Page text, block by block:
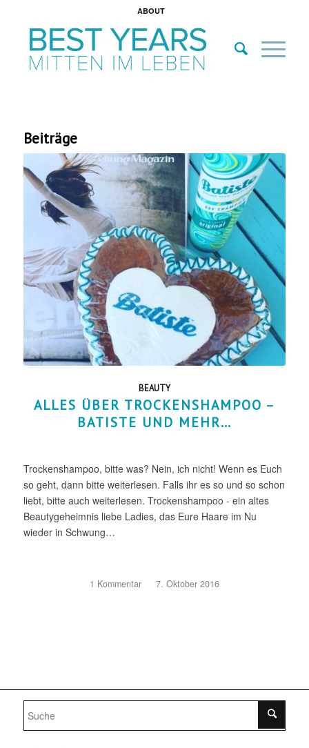
ABOUT
Beiträge
BEAUTY
ALLES ÜBER TROCKENSHAMPOO –
BATISTE UND MEHR…
Trockenshampoo, bitte was? Nein, ich nicht! Wenn es Euch
so geht, dann bitte weiterlesen. Falls ihr es so und so schon
liebt, bitte auch weiterlesen. Trockenshampoo - ein altes
Beautygeheimnis liebe Ladies, das Eure Haare im Nu
wieder in Schwung…
1 Kommentar
/ 7. Oktober 2016